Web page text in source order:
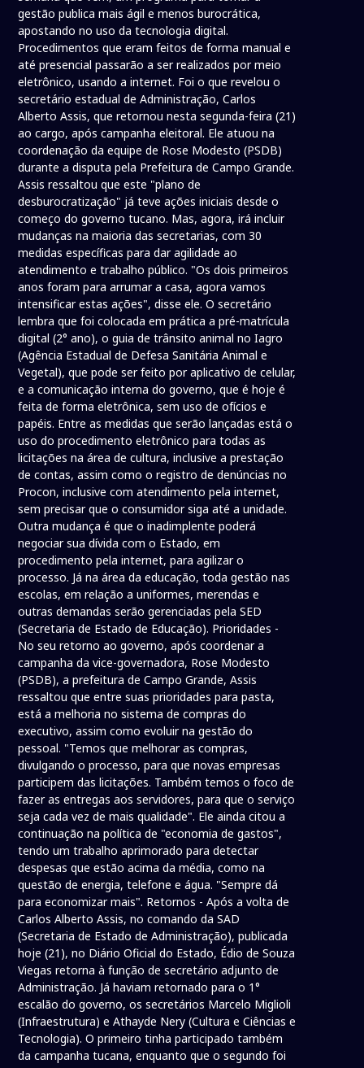
gestão publica mais ágil e menos burocrática,
apostando no uso da tecnologia digital.
Procedimentos que eram feitos de forma manual e
até presencial passarão a ser realizados por meio
eletrônico, usando a internet. Foi o que revelou o
secretário estadual de Administração, Carlos
Alberto Assis, que retornou nesta segunda-feira (21)
ao cargo, após campanha eleitoral. Ele atuou na
coordenação da equipe de Rose Modesto (PSDB)
durante a disputa pela Prefeitura de Campo Grande.
Assis ressaltou que este "plano de
desburocratização" já teve ações iniciais desde o
começo do governo tucano. Mas, agora, irá incluir
mudanças na maioria das secretarias, com 30
medidas específicas para dar agilidade ao
atendimento e trabalho público. "Os dois primeiros
anos foram para arrumar a casa, agora vamos
intensificar estas ações", disse ele. O secretário
lembra que foi colocada em prática a pré-matrícula
digital (2° ano), o guia de trânsito animal no Iagro
(Agência Estadual de Defesa Sanitária Animal e
Vegetal), que pode ser feito por aplicativo de celular,
e a comunicação interna do governo, que é hoje é
feita de forma eletrônica, sem uso de ofícios e
papéis. Entre as medidas que serão lançadas está o
uso do procedimento eletrônico para todas as
licitações na área de cultura, inclusive a prestação
de contas, assim como o registro de denúncias no
Procon, inclusive com atendimento pela internet,
sem precisar que o consumidor siga até a unidade.
Outra mudança é que o inadimplente poderá
negociar sua dívida com o Estado, em
procedimento pela internet, para agilizar o
processo. Já na área da educação, toda gestão nas
escolas, em relação a uniformes, merendas e
outras demandas serão gerenciadas pela SED
(Secretaria de Estado de Educação). Prioridades -
No seu retorno ao governo, após coordenar a
campanha da vice-governadora, Rose Modesto
(PSDB), a prefeitura de Campo Grande, Assis
ressaltou que entre suas prioridades para pasta,
está a melhoria no sistema de compras do
executivo, assim como evoluir na gestão do
pessoal. "Temos que melhorar as compras,
divulgando o processo, para que novas empresas
participem das licitações. Também temos o foco de
fazer as entregas aos servidores, para que o serviço
seja cada vez de mais qualidade". Ele ainda citou a
continuação na política de "economia de gastos",
tendo um trabalho aprimorado para detectar
despesas que estão acima da média, como na
questão de energia, telefone e água. "Sempre dá
para economizar mais". Retornos - Após a volta de
Carlos Alberto Assis, no comando da SAD
(Secretaria de Estado de Administração), publicada
hoje (21), no Diário Oficial do Estado, Édio de Souza
Viegas retorna à função de secretário adjunto de
Administração. Já haviam retornado para o 1°
escalão do governo, os secretários Marcelo Miglioli
(Infraestrutura) e Athayde Nery (Cultura e Ciências e
Tecnologia). O primeiro tinha participado também
da campanha tucana, enquanto que o segundo foi